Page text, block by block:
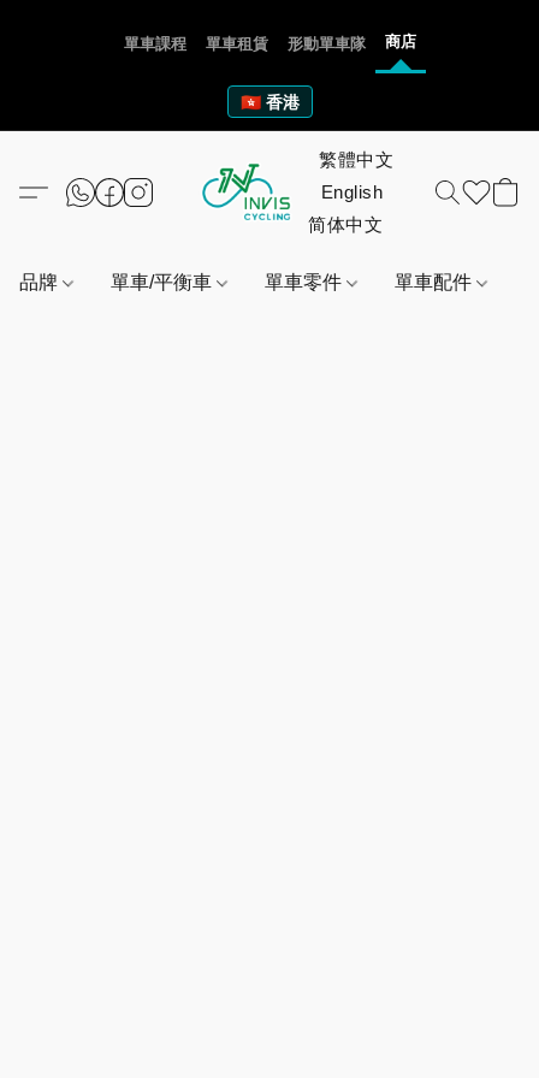
單車課程 單車租賃 形動單車隊 商店
🇭🇰 香港
品牌 單車/平衡車 單車零件 單車配件